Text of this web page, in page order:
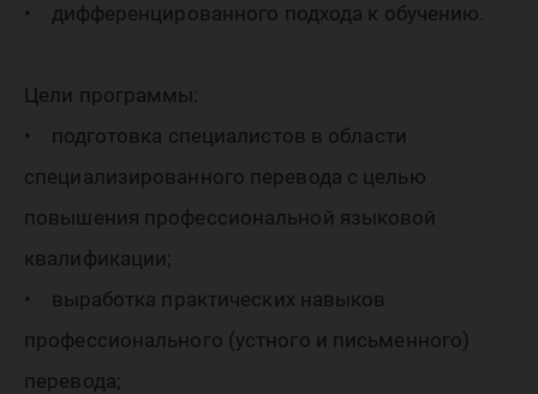
• дифференцированного подхода к обучению.
Цели программы:
• подготовка специалистов в области
специализированного перевода с целью
повышения профессиональной языковой
квалификации;
• выработка практических навыков
профессионального (устного и письменного)
перевода;